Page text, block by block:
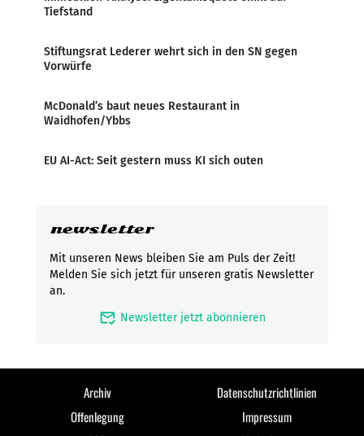
Tiefstand
Stiftungsrat Lederer wehrt sich in den SN gegen
Vorwürfe
McDonald’s baut neues Restaurant in
Waidhofen/Ybbs
EU AI-Act: Seit gestern muss KI sich outen
newsletter
Mit unseren News bleiben Sie am Puls der Zeit!
Melden Sie sich jetzt für unseren gratis Newsletter
an.
mark_email_read Newsletter jetzt abonnieren
Archiv
Datenschutzrichtlinien
Offenlegung
Impressum